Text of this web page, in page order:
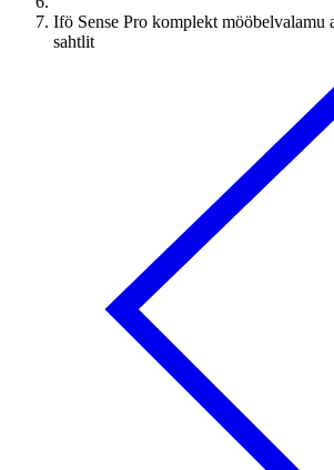
Ifö Sense Pro komplekt mööbelvalamu
sahtlit